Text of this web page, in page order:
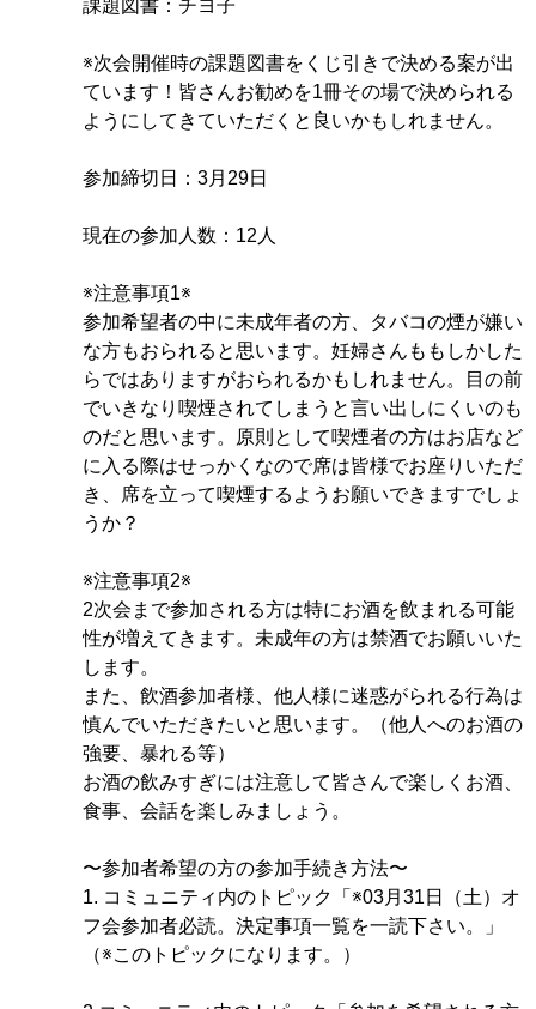
課題図書：チヨ子
※次会開催時の課題図書をくじ引きで決める案が出
ています！皆さんお勧めを1冊その場で決められる
ようにしてきていただくと良いかもしれません。
参加締切日：3月29日
現在の参加人数：12人
※注意事項1※
参加希望者の中に未成年者の方、タバコの煙が嫌い
な方もおられると思います。妊婦さんももしかした
らではありますがおられるかもしれません。目の前
でいきなり喫煙されてしまうと言い出しにくいのも
のだと思います。原則として喫煙者の方はお店など
に入る際はせっかくなので席は皆様でお座りいただ
き、席を立って喫煙するようお願いできますでしょ
うか？
※注意事項2※
2次会まで参加される方は特にお酒を飲まれる可能
性が増えてきます。未成年の方は禁酒でお願いいた
します。
また、飲酒参加者様、他人様に迷惑がられる行為は
慎んでいただきたいと思います。（他人へのお酒の
強要、暴れる等）
お酒の飲みすぎには注意して皆さんで楽しくお酒、
食事、会話を楽しみましょう。
〜参加者希望の方の参加手続き方法〜
1. コミュニティ内のトピック「※03月31日（土）オ
フ会参加者必読。決定事項一覧を一読下さい。」
（※このトピックになります。）